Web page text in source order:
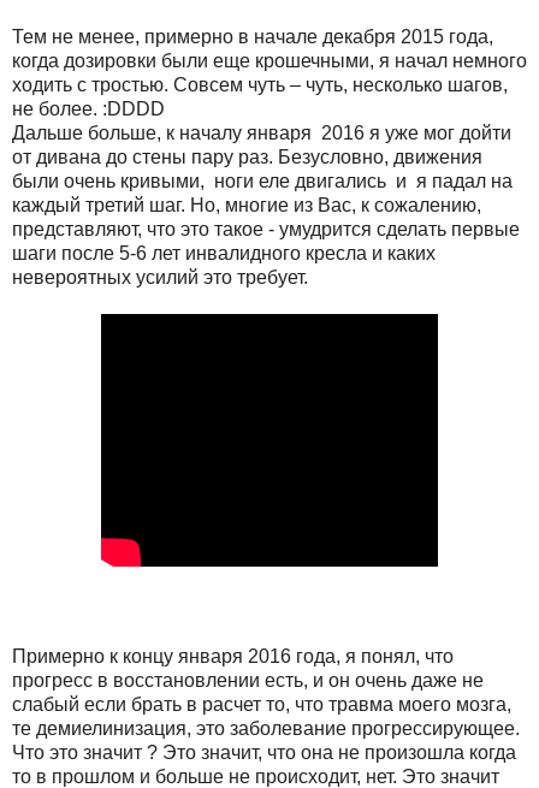
Тем не менее, примерно в начале декабря 2015 года,
когда дозировки были еще крошечными, я начал немного
ходить с тростью. Совсем чуть – чуть, несколько шагов,
не более. :DDDD
Дальше больше, к началу января 2016 я уже мог дойти
от дивана до стены пару раз. Безусловно, движения
были очень кривыми, ноги еле двигались и я падал на
каждый третий шаг. Но, многие из Вас, к сожалению,
представляют, что это такое - умудрится сделать первые
шаги после 5-6 лет инвалидного кресла и каких
невероятных усилий это требует.
Примерно к концу января 2016 года, я понял, что
прогресс в восстановлении есть, и он очень даже не
слабый если брать в расчет то, что травма моего мозга,
те демиелинизация, это заболевание прогрессирующее.
Что это значит ? Это значит, что она не произошла когда
то в прошлом и больше не происходит, нет. Это значит